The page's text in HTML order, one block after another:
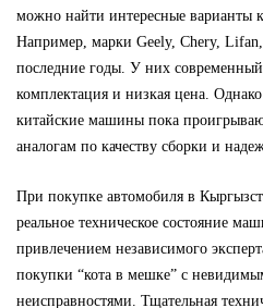
можно найти интересные варианты
Например, марки Geely, Chery, Lifan,
последние годы. У них
комплектация и низкая цена.
китайские машины пока
аналогам по качеству сборки и
При покупке автомобиля в
реальное техническое состояние
привлечением независимого
покупки “кота в мешке” с
неисправностями. Тщательная